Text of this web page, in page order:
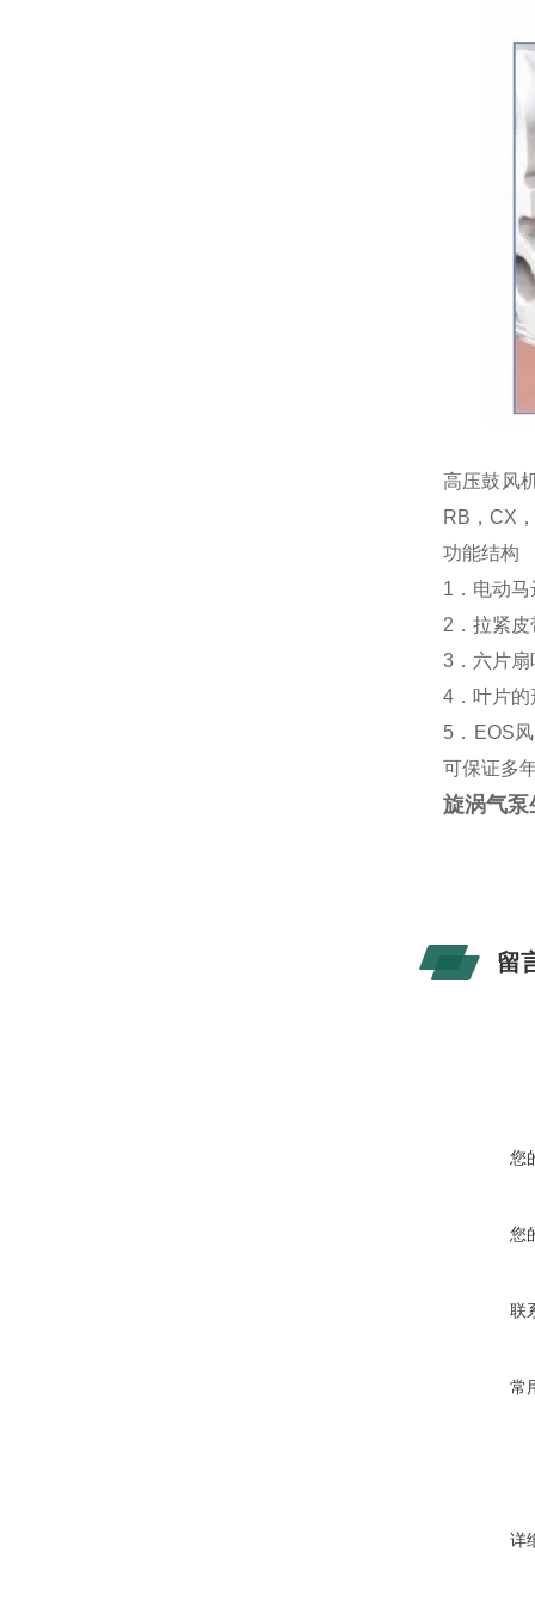
高压鼓风
RB，CX
功能结构
1． 电动
2．拉紧
3．六片
4．叶片
5．EOS
可保证多
旋涡气泵
留
您
您
联
常
详